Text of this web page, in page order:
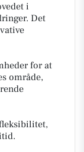
i
Det
for at
område,